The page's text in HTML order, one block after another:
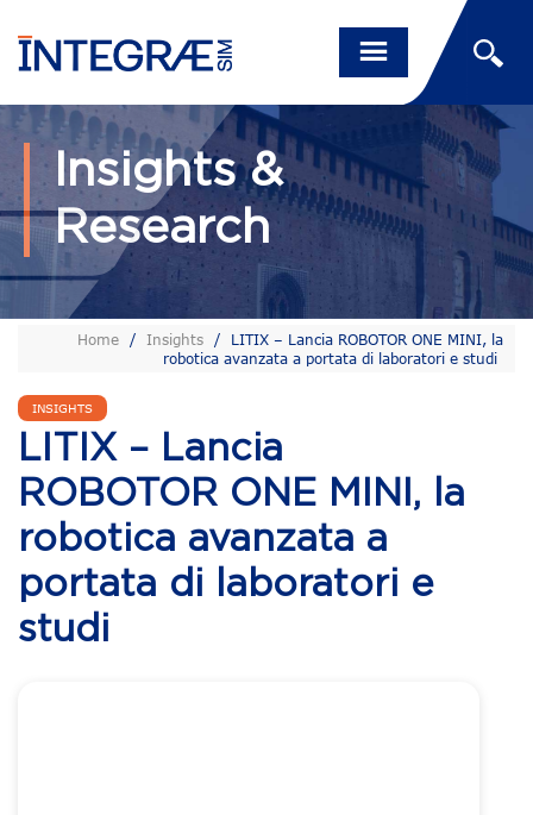
Insights &
Research
Home / Insights /
LITIX – Lancia ROBOTOR ONE MINI, la
robotica avanzata a portata di laboratori e studi
INSIGHTS
LITIX – Lancia
ROBOTOR ONE MINI, la
robotica avanzata a
portata di laboratori e
studi